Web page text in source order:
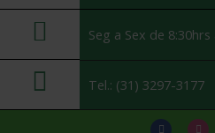
Seg a Sex de 8:30hrs
Tel.: (31) 3297-3177